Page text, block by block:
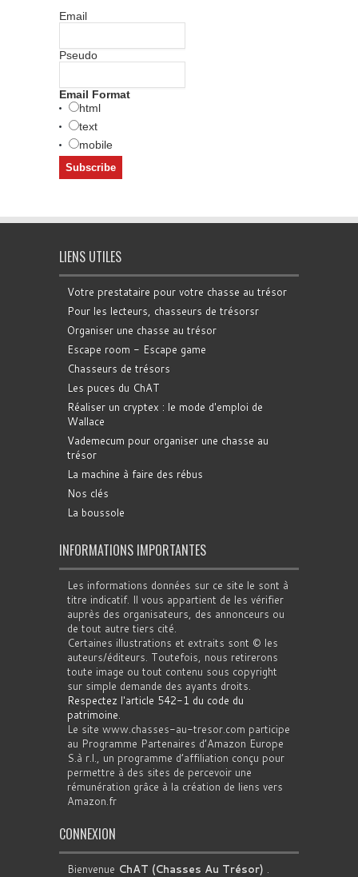
Email
Pseudo
Email Format
html
text
mobile
LIENS UTILES
Votre prestataire pour votre chasse au trésor
Pour les lecteurs, chasseurs de trésorsr
Organiser une chasse au trésor
Escape room - Escape game
Chasseurs de trésors
Les puces du ChAT
Réaliser un cryptex : le mode d'emploi de
Wallace
Vademecum pour organiser une chasse au
trésor
La machine à faire des rébus
Nos clés
La boussole
INFORMATIONS IMPORTANTES
Les informations données sur ce site le sont à
titre indicatif. Il vous appartient de les vérifier
auprès des organisateurs, des annonceurs ou
de tout autre tiers cité.
Certaines illustrations et extraits sont © les
auteurs/éditeurs. Toutefois, nous retirerons
toute image ou tout contenu sous copyright
sur simple demande des ayants droits.
Respectez l'article 542-1 du code du
patrimoine.
Le site www.chasses-au-tresor.com participe
au Programme Partenaires d’Amazon Europe
S.à r.l., un programme d’affiliation conçu pour
permettre à des sites de percevoir une
rémunération grâce à la création de liens vers
Amazon.fr
CONNEXION
Bienvenue ChAT (Chasses Au Trésor) .